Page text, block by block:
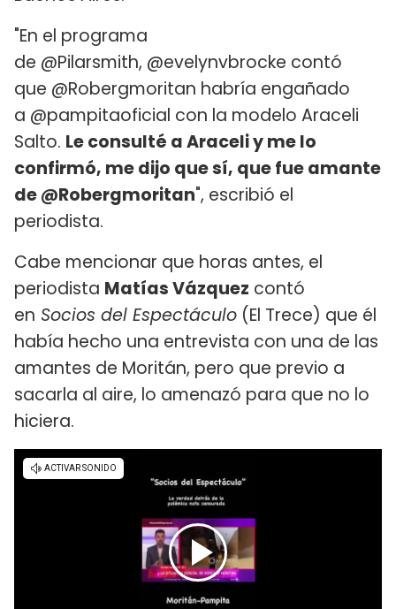
"En el programa
de @Pilarsmith, @evelynvbrocke contó
que @Robergmoritan habría engañado
a @pampitaoficial con la modelo Araceli
Salto. Le consulté a Araceli y me lo
confirmó, me dijo que sí, que fue amante
de @Robergmoritan", escribió el
periodista.
Cabe mencionar que horas antes, el
periodista Matías Vázquez contó
en Socios del Espectáculo (El Trece) que él
había hecho una entrevista con una de las
amantes de Moritán, pero que previo a
sacarla al aire, lo amenazó para que no lo
hiciera.